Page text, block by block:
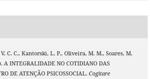
C. C., Kantorski, L. P., Oliveira, M. M., Soares, M.
A INTEGRALIDADE NO COTIDIANO DAS
DE ATENÇÃO PSICOSSOCIAL. Cogitare